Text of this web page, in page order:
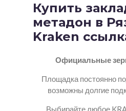
Купить
метадон в
Kraken
Официальные
Площадка постоянно
возможны долгие
Выбирайте любое